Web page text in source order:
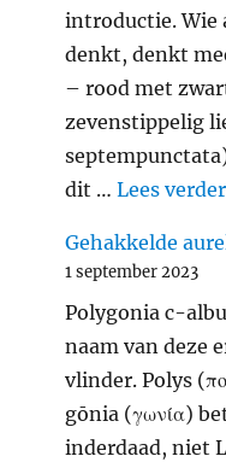
introductie. Wie
denkt, denkt
– rood met
zevenstippelig
dit …Lees verder
Gehakkelde
1 september 2023
Polygonia c-
naam van deze
vlinder. Polys
gōnia (γωνία)
inderdaad, niet